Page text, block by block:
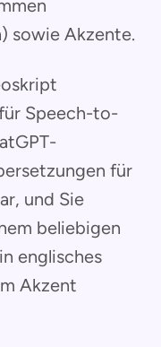
sowie Akzente.
Speech-to-
für
und Sie
beliebigen
englisches
Akzent